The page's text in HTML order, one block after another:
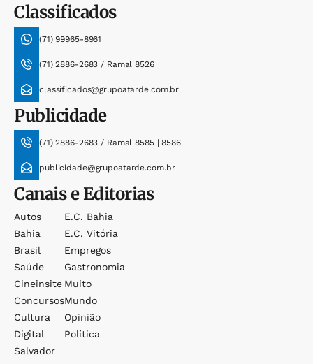
Classificados
(71) 99965-8961
(71) 2886-2683 / Ramal 8526
classificados@grupoatarde.com.br
Publicidade
(71) 2886-2683 / Ramal 8585 | 8586
publicidade@grupoatarde.com.br
Canais e Editorias
Autos
Bahia
Brasil
Saúde
Cineinsite
Concursos
Cultura
Digital
Salvador
E.c. Bahia
E.c. Vitória
Empregos
Gastronomia
Muito
Mundo
Opinião
Política